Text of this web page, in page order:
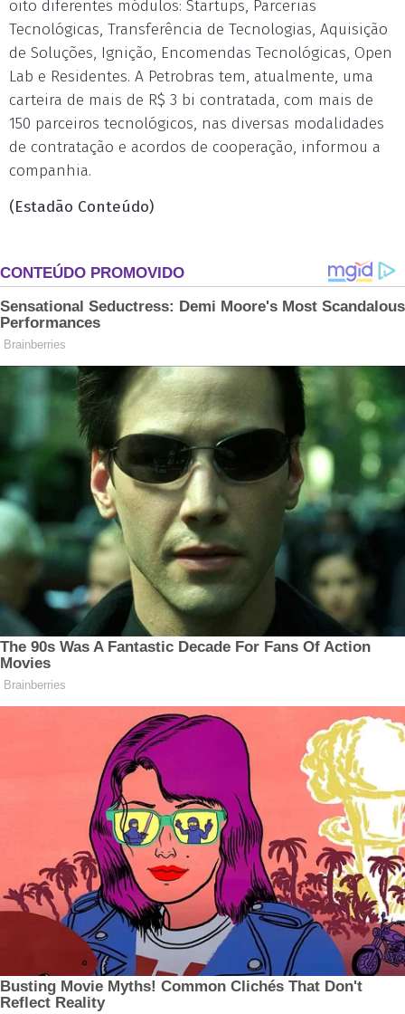
oito diferentes módulos: Startups, Parcerias
Tecnológicas, Transferência de Tecnologias, Aquisição
de Soluções, Ignição, Encomendas Tecnológicas, Open
Lab e Residentes. A Petrobras tem, atualmente, uma
carteira de mais de R$ 3 bi contratada, com mais de
150 parceiros tecnológicos, nas diversas modalidades
de contratação e acordos de cooperação, informou a
companhia.
(Estadão Conteúdo)